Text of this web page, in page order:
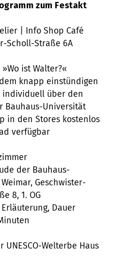
zum Festakt
| Info Shop Café
Scholl-Straße 6A
ist Walter?«
knapp einstündigen
individuell über den
Bauhaus-Universität
in den Stores kostenlos
verfügbar
der Bauhaus-
Geschwister-
8, 1. OG
Erläuterung, Dauer
UNESCO-Welterbe Haus